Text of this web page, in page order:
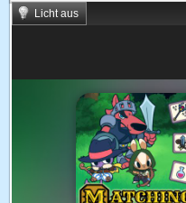
Licht aus